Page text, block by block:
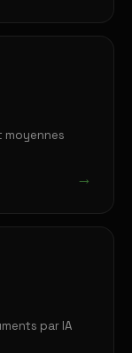
moyennes
→
par IA